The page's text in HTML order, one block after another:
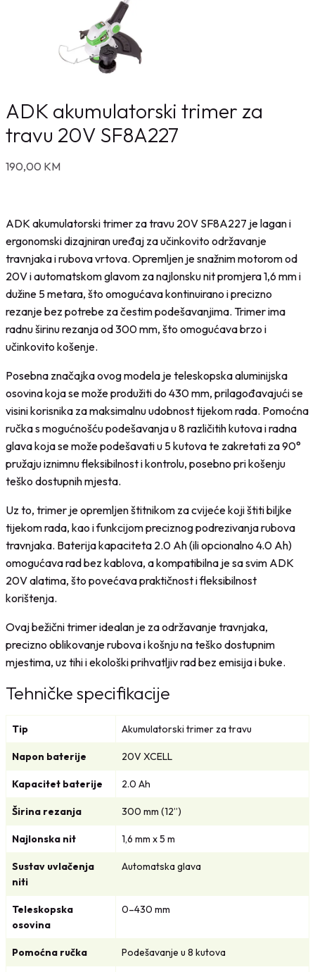
ADK akumulatorski trimer za
travu 20V SF8A227
190,00 KM
ADK akumulatorski trimer za travu 20V SF8A227 je lagan i
ergonomski dizajniran uređaj za učinkovito održavanje
travnjaka i rubova vrtova. Opremljen je snažnim motorom od
20V i automatskom glavom za najlonsku nit promjera 1,6 mm i
dužine 5 metara, što omogućava kontinuirano i precizno
rezanje bez potrebe za čestim podešavanjima. Trimer ima
radnu širinu rezanja od 300 mm, što omogućava brzo i
učinkovito košenje.
Posebna značajka ovog modela je teleskopska aluminijska
osovina koja se može produžiti do 430 mm, prilagođavajući se
visini korisnika za maksimalnu udobnost tijekom rada. Pomoćna
ručka s mogućnošću podešavanja u 8 različitih kutova i radna
glava koja se može podešavati u 5 kutova te zakretati za 90°
pružaju iznimnu fleksibilnost i kontrolu, posebno pri košenju
teško dostupnih mjesta.
Uz to, trimer je opremljen štitnikom za cvijeće koji štiti biljke
tijekom rada, kao i funkcijom preciznog podrezivanja rubova
travnjaka. Baterija kapaciteta 2.0 Ah (ili opcionalno 4.0 Ah)
omogućava rad bez kablova, a kompatibilna je sa svim ADK
20V alatima, što povećava praktičnost i fleksibilnost
korištenja.
Ovaj bežični trimer idealan je za održavanje travnjaka,
precizno oblikovanje rubova i košnju na teško dostupnim
mjestima, uz tihi i ekološki prihvatljiv rad bez emisija i buke.
Tehničke specifikacije
Tip Akumulatorski trimer za travu
Napon baterije 20V XCELL
Kapacitet baterije 2.0 Ah
Širina rezanja 300 mm (12”)
Najlonska nit 1,6 mm x 5 m
Sustav uvlačenja
niti
Automatska glava
Teleskopska
osovina
0–430 mm
Pomoćna ručka Podešavanje u 8 kutova